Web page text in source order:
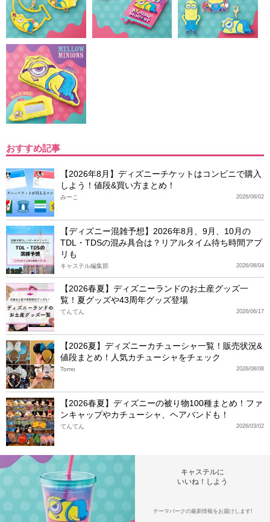
おすすめ記事
【2026年8月】ディズニーチケットはコンビニで購入
しよう！値段&買い方まとめ！
2026/08/02
みーこ
【ディズニー混雑予想】2026年8月、9月、10月の
TDL・TDSの混み具合は？リアルタイム待ち時間アプ
リも
2026/08/04
キャステル編集部
【2026春夏】ディズニーランドのお土産グッズ一
覧！夏グッズや43周年グッズ登場
2026/06/17
てんてん
【2026夏】ディズニーカチューシャ一覧！販売状況&
値段まとめ！人気カチューシャをチェック
2026/08/08
Tomo
【2026春夏】ディズニーの被り物100種まとめ！ファ
ンキャップやカチューシャ、ヘアバンドも！
2026/03/02
てんてん
キャステルに
いいね！しよう
テーマパークの最新情報をお届けします!